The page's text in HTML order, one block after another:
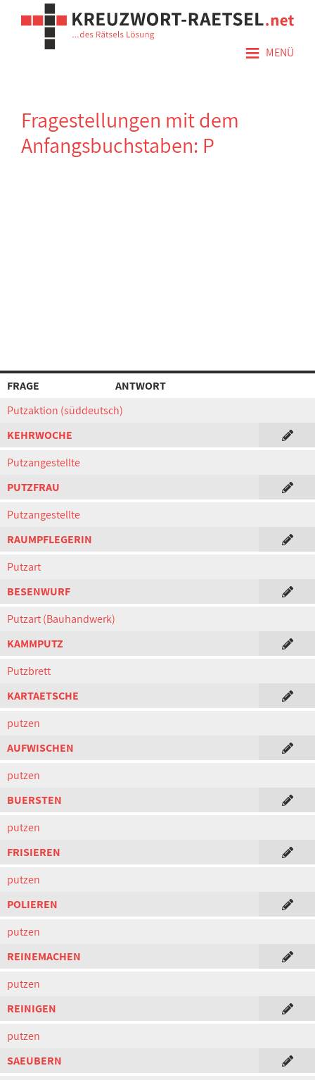
≡ MENÜ
Fragestellungen mit dem
Anfangsbuchstaben: P
FRAGE
ANTWORT
Putzaktion (süddeutsch)
KEHRWOCHE
Putzangestellte
PUTZFRAU
Putzangestellte
RAUMPFLEGERIN
Putzart
BESENWURF
Putzart (Bauhandwerk)
KAMMPUTZ
Putzbrett
KARTAETSCHE
putzen
AUFWISCHEN
putzen
BUERSTEN
putzen
FRISIEREN
putzen
POLIEREN
putzen
REINEMACHEN
putzen
REINIGEN
putzen
SAEUBERN